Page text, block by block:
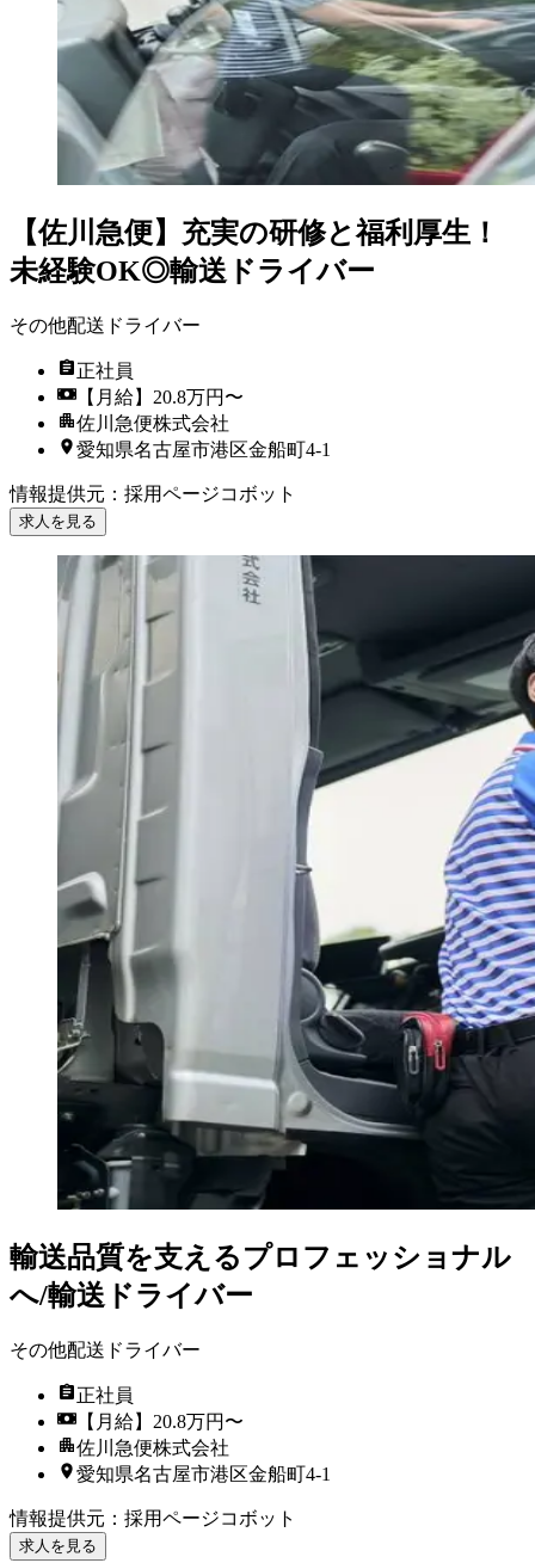
【佐川急便】充実の研修と福利厚生！
未経験OK◎輸送ドライバー
その他配送ドライバー
正社員
【月給】20.8万円〜
佐川急便株式会社
愛知県名古屋市港区金船町4-1
情報提供元 ： 採用ページコボット
求人を見る
輸送品質を支えるプロフェッショナル
へ/輸送ドライバー
その他配送ドライバー
正社員
【月給】20.8万円〜
佐川急便株式会社
愛知県名古屋市港区金船町4-1
情報提供元 ： 採用ページコボット
求人を見る